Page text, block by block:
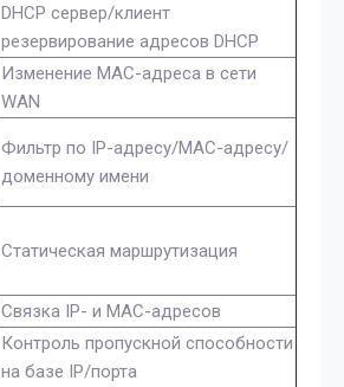
DHCP сервер/клиент
резервирование адресов DHCP
Изменение MAC-адреса в сети
WAN
Фильтр по IP-адресу/MAC-адресу/
доменному имени
Статическая маршрутизация
Связка IP- и MAC-адресов
Контроль пропускной способности
на базе IP/порта